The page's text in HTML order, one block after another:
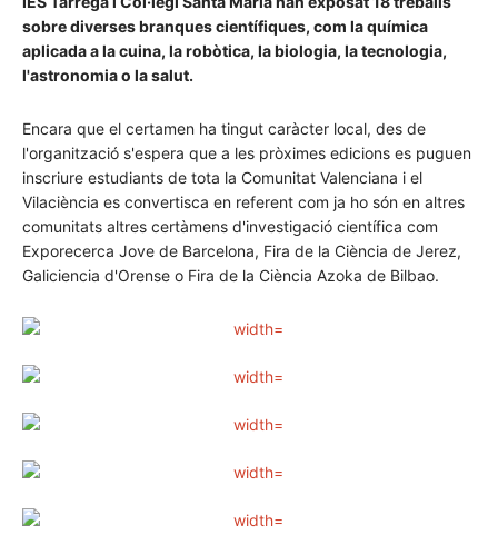
sobre diverses branques científiques, com la química
aplicada a la cuina, la robòtica, la biologia, la tecnologia,
l'astronomia o la salut.
Encara que el certamen ha tingut caràcter local, des de
l'organització s'espera que a les pròximes edicions es puguen
inscriure estudiants de tota la Comunitat Valenciana i el
Vilaciència es convertisca en referent com ja ho són en altres
comunitats altres certàmens d'investigació científica com
Exporecerca Jove de Barcelona, Fira de la Ciència de Jerez,
Galiciencia d'Orense o Fira de la Ciència Azoka de Bilbao.